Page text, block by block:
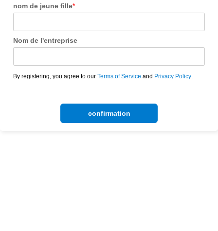
nom de jeune fille*
Nom de l'entreprise
By registering, you agree to our Terms of Service and Privacy Policy.
confirmation